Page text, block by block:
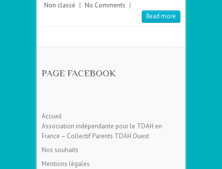
Non classé | No Comments |
Read more
PAGE FACEBOOK
Accueil
Association indépendante pour le TDAH en
France – Collectif Parents TDAH Ouest
Nos souhaits
Mentions légales